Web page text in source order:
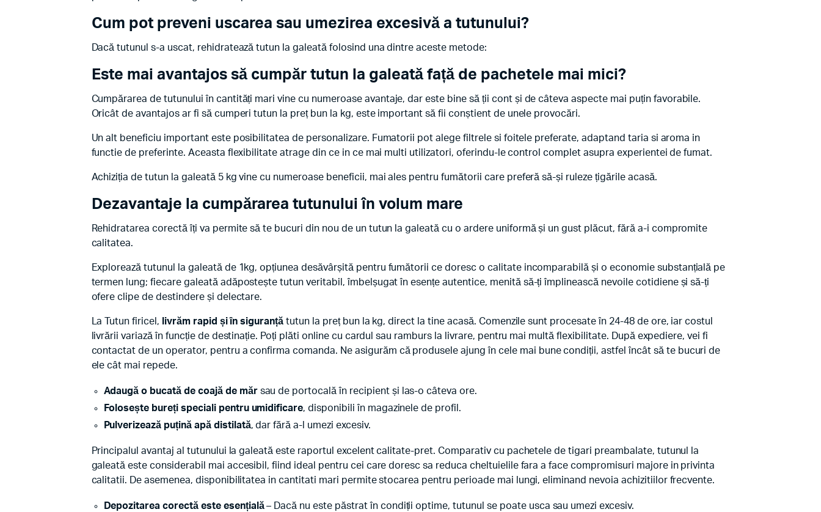
Cum pot preveni uscarea sau umezirea excesivă a tutunului?
Dacă tutunul s-a uscat, rehidratează tutun la galeată folosind una dintre aceste metode:
Este mai avantajos să cumpăr tutun la galeatăfață de pachetele mai mici?
Cumpărarea de tutunului în cantități mari vine cu numeroase avantaje, dar este bine să ții cont și de câteva aspecte mai puțin favorabile.
Oricât de avantajos ar fi să cumperi tutun la preț bun la kg, este important să fii conștient de unele provocări.
Un alt beneficiu important este posibilitatea de personalizare. Fumatorii pot alege filtrele si foitele preferate, adaptand taria si aroma in
functie de preferinte. Aceasta flexibilitate atrage din ce in ce mai multi utilizatori, oferindu-le control complet asupra experientei de fumat.
Achiziția de tutun la galeată 5 kg vine cu numeroase beneficii, mai ales pentru fumătorii care preferă să-și ruleze țigările acasă.
Dezavantaje la cumpărarea tutunului în volum mare
Rehidratarea corectă îți va permite să te bucuri din nou de un tutun la galeată cu o ardere uniformă și un gust plăcut, fără a-i compromite
calitatea.
Explorează tutunul la galeată de 1kg, opțiunea desăvârșită pentru fumătorii ce doresc o calitate incomparabilă și o economie substanțială pe
termen lung; fiecare galeată adăpostește tutun veritabil, îmbelșugat în esențe autentice, menită să-ți împlinească nevoile cotidiene și să-ți
ofere clipe de destindere și delectare.
La Tutun firicel, livrăm rapid și în siguranță tutun la preț bun la kg, direct la tine acasă. Comenzile sunt procesate în 24-48 de ore, iar costul
livrării variază în funcție de destinație. Poți plăti online cu cardul sau ramburs la livrare, pentru mai multă flexibilitate. După expediere, vei fi
contactat de un operator, pentru a confirma comanda. Ne asigurăm că produsele ajung în cele mai bune condiții, astfel încât să te bucuri de
ele cât mai repede.
Adaugă o bucată de coajă de mărsau de portocală în recipient și las-o câteva ore.
Folosește bureți speciali pentru umidificare, disponibili în magazinele de profil.
Pulverizează puțină apă distilată, dar fără a-l umezi excesiv.
Principalul avantaj al tutunului la galeată este raportul excelent calitate-pret. Comparativ cu pachetele de tigari preambalate, tutunul la
galeată este considerabil mai accesibil, fiind ideal pentru cei care doresc sa reduca cheltuielile fara a face compromisuri majore in privinta
calitatii. De asemenea, disponibilitatea in cantitati mari permite stocarea pentru perioade mai lungi, eliminand nevoia achizitiilor frecvente.
Depozitarea corectă este esențială– Dacă nu este păstrat în condiții optime, tutunul se poate usca sau umezi excesiv.